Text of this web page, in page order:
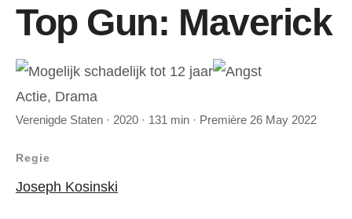
Top Gun: Maverick
Actie, Drama
Verenigde Staten · 2020 · 131 min · Première 26 May 2022
Regie
Joseph Kosinski